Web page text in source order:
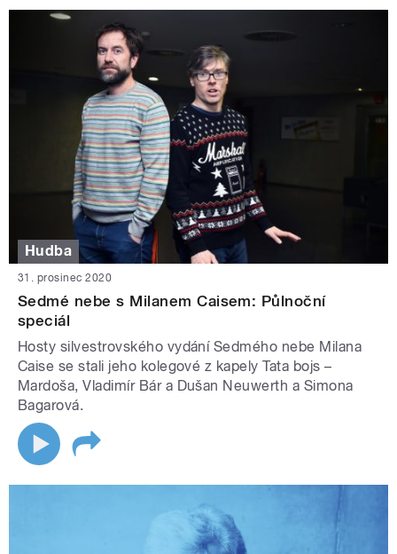
Hudba
31. prosinec 2020
Sedmé nebe s Milanem Caisem: Půlnoční
speciál
Hosty silvestrovského vydání Sedmého nebe Milana
Caise se stali jeho kolegové z kapely Tata bojs –
Mardoša, Vladimír Bár a Dušan Neuwerth a Simona
Bagarová.